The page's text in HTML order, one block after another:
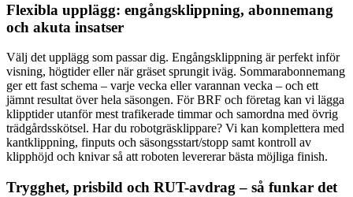
Flexibla upplägg: engångsklippning, abonnemang
och akuta insatser
Välj det upplägg som passar dig. Engångsklippning är perfekt inför
visning, högtider eller när gräset sprungit iväg. Sommarabonnemang
ger ett fast schema – varje vecka eller varannan vecka – och ett
jämnt resultat över hela säsongen. För BRF och företag kan vi lägga
klipptider utanför mest trafikerade timmar och samordna med övrig
trädgårdsskötsel. Har du robotgräsklippare? Vi kan komplettera med
kantklippning, finputs och säsongsstart/stopp samt kontroll av
klipphöjd och knivar så att roboten levererar bästa möjliga finish.
Trygghet, prisbild och RUT-avdrag – så funkar det